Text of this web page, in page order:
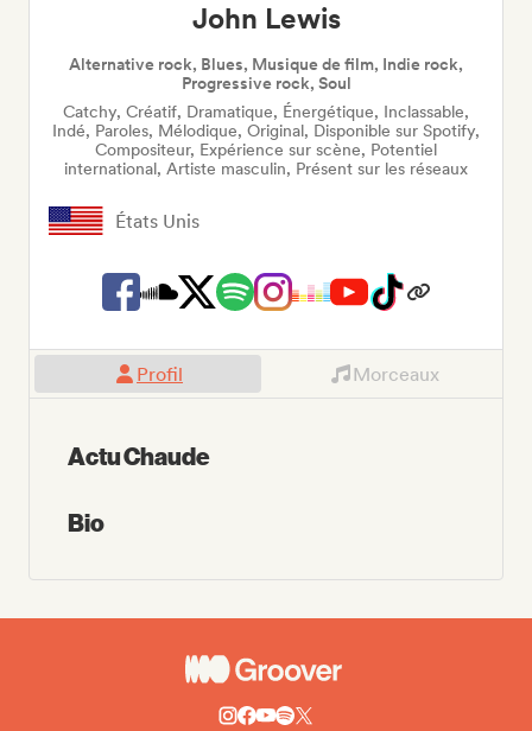
John Lewis
Alternative rock, Blues, Musique de film, Indie rock,
Progressive rock, Soul
Catchy, Créatif, Dramatique, Énergétique, Inclassable,
Indé, Paroles, Mélodique, Original, Disponible sur Spotify,
Compositeur, Expérience sur scène, Potentiel
international, Artiste masculin, Présent sur les réseaux
États Unis
Profil Morceaux
Actu Chaude
Bio